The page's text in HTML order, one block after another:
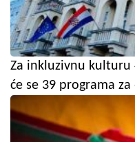
Za inkluzivnu kulturu
će se 39 programa